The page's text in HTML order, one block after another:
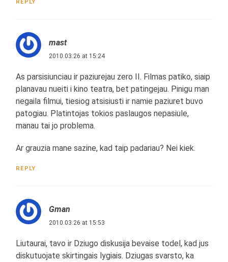
REPLY
mast
2010.03.26 at 15:24
As parsisiunciau ir paziurejau zero II. Filmas patiko, siaip
planavau nueiti i kino teatra, bet patingejau. Pinigu man
negaila filmui, tiesiog atsisiusti ir namie paziuret buvo
patogiau. Platintojas tokios paslaugos nepasiule,
manau tai jo problema.
Ar grauzia mane sazine, kad taip padariau? Nei kiek.
REPLY
Gman
2010.03.26 at 15:53
Liutaurai, tavo ir Dziugo diskusija bevaise todel, kad jus
diskutuojate skirtingais lygiais. Dziugas svarsto, ka